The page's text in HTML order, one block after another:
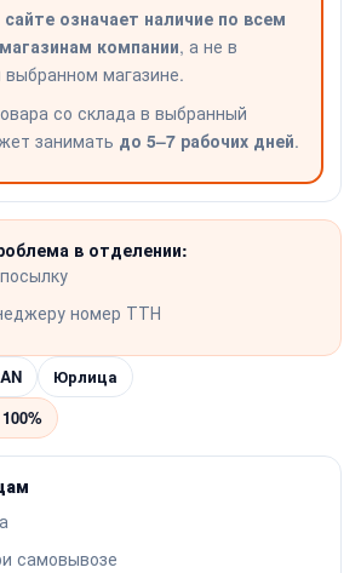
означает наличие по всем
компании, а не в
выбранном магазине.
со склада в выбранный
занимать до 5–7 рабочих дней.
в отделении:
номер ТТН
Юрлица
самовывозе